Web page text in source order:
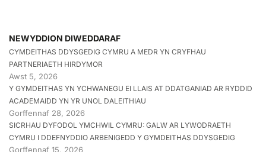
NEWYDDION DIWEDDARAF
CYMDEITHAS DDYSGEDIG CYMRU A MEDR YN CRYFHAU
PARTNERIAETH HIRDYMOR
Awst 5, 2026
Y GYMDEITHAS YN YCHWANEGU EI LLAIS AT DDATGANIAD AR RYDDID
ACADEMAIDD YN YR UNOL DALEITHIAU
Gorffennaf 28, 2026
SICRHAU DYFODOL YMCHWIL CYMRU: GALW AR LYWODRAETH
CYMRU I DDEFNYDDIO ARBENIGEDD Y GYMDEITHAS DDYSGEDIG
Gorffennaf 15, 2026